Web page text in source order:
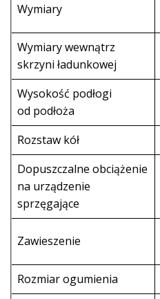
Wymiary
Wymiary wewnątrz
skrzyni ładunkowej
Wysokość podłogi
od podłoża
Rozstaw kół
Dopuszczalne obciążenie
na urządzenie
sprzęgające
Zawieszenie
Rozmiar ogumienia